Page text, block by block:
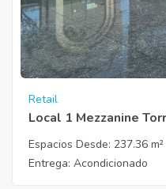
Retail
Local 1 Mezzanine
Espacios Desde: 237.36
Entrega: Acondicionado